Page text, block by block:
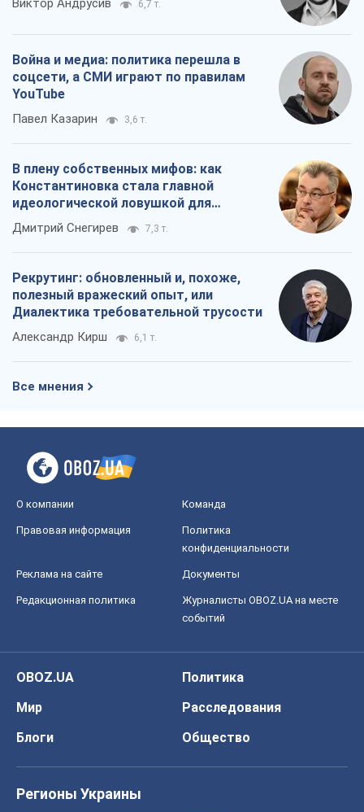
Виктор Андрусив 6,7 т.
Война и медиа: политика перешла в
соцсети, а СМИ играют по правилам
YouTube
Павел Казарин 3,6 т.
В плену собственных мифов: как
Константиновка стала главной
идеологической ловушкой для
российских оккупантов
Дмитрий Снегирев 7,3 т.
Рекрутинг: обновленный и, похоже,
полезный вражеский опыт, или
Диалектика требовательной трусости
Александр Кирш 6,1 т.
Все мнения
О компании Команда
Правовая информация
Политика
конфиденциальности
Реклама на сайте Документы
Редакционная политика
Журналисты OBOZ.UA на месте
событий
OBOZ.UA
Политика
Мир
Расследования
Блоги
Общество
Регионы Украины